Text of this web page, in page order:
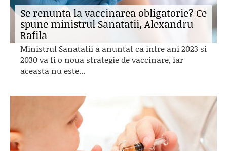
Se renunta la vaccinarea obligatorie? Ce
spune ministrul Sanatatii, Alexandru
Rafila
Ministrul Sanatatii a anuntat ca intre ani 2023 si
2030 va fi o noua strategie de vaccinare, iar
aceasta nu este...